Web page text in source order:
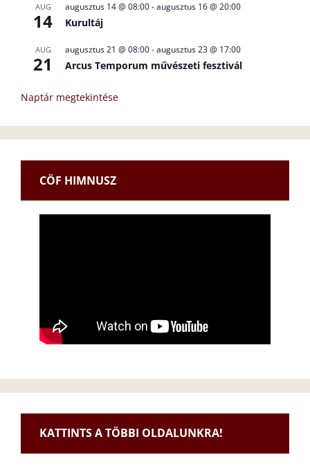
AUG
14
augusztus 14 @ 08:00-augusztus 16 @ 20:00
Kurultáj
AUG
21
augusztus 21 @ 08:00-augusztus 23 @ 17:00
Arcus Temporum művészeti fesztivál
Naptár megtekintése
CÖF HIMNUSZ
KATTINTS A TÖBBI OLDALUNKRA!